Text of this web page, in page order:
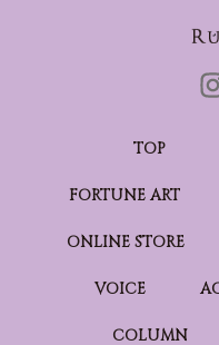
TOP
FORTUNE ART
ONLINE STORE
VOICE
COLUMN